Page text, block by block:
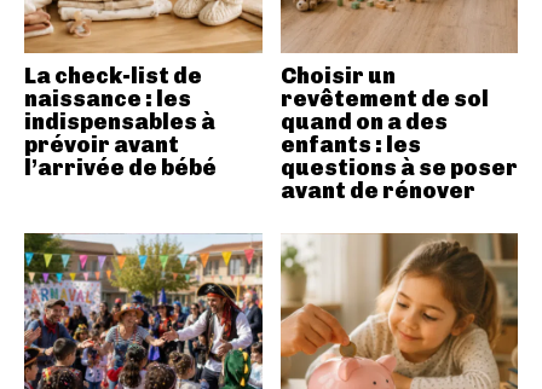
La check-list de
naissance : les
indispensables à
prévoir avant
l’arrivée de bébé
Choisir un
revêtement de sol
quand on a des
enfants : les
questions à se poser
avant de rénover